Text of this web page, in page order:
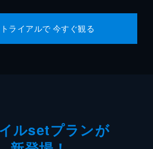
ライアルで 今すぐ観る
ルsetプランが